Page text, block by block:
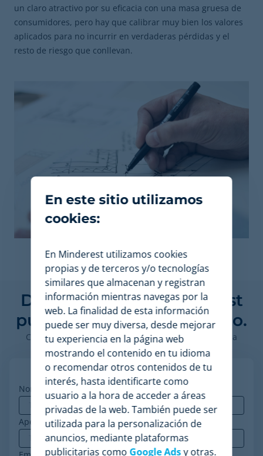
un claro atractivo por su eficacia con una masa gruesa de
consumidores, pero hay que calibrar muy bien los valores
aplicados para no incurrir en verdaderas pérdidas y el
resto de riesgo que conllevan.
Descubre cómo Minderest
puede impulsar tu negocio.
Contacta con nuestros expertos en pricing para ver la
plataforma en acción.
Nombre*
Apellidos
En este sitio utilizamos
cookies:
En Minderest utilizamos cookies
propias y de terceros y/o tecnologías
similares que almacenan y registran
información mientras navegas por la
web. La finalidad de esta información
puede ser muy diversa, desde mejorar
tu experiencia en la página web
mostrando el contenido en tu idioma
o recomendar otros contenidos de tu
interés, hasta identificarte como
usuario a la hora de acceder a áreas
privadas de la web. También puede ser
utilizada para la personalización de
anuncios, mediante plataformas
publicitarias como Google Adsy otras.